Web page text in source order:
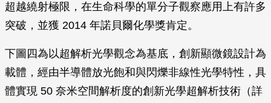
超越繞射極限，在生命科學的單分子觀察應用上有許多
突破，並獲 2014 年諾貝爾化學獎肯定。
下圖四為以超解析光學觀念為基底，創新顯微鏡設計為
載體，經由半導體放光飽和與閃爍非線性光學特性，具
體實現 50 奈米空間解析度的創新光學超解析技術（詳